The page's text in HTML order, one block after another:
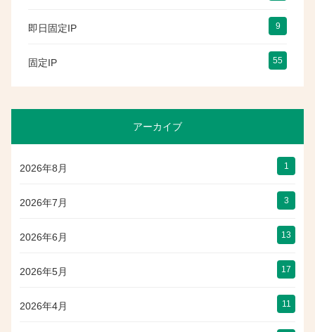
即日固定IP 9
固定IP 55
アーカイブ
2026年8月 1
2026年7月 3
2026年6月 13
2026年5月 17
2026年4月 11